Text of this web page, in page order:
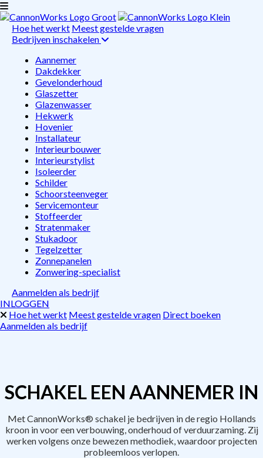
Hoe het werkt Meest gestelde vragen
Bedrijven inschakelen
Aannemer
Dakdekker
Gevelonderhoud
Glaszetter
Glazenwasser
Hekwerk
Hovenier
Installateur
Interieurbouwer
Interieurstylist
Isoleerder
Schilder
Schoorsteenveger
Servicemonteur
Stoffeerder
Stratenmaker
Stukadoor
Tegelzetter
Zonnepanelen
Zonwering-specialist
Aanmelden als bedrijf
INLOGGEN
Hoe het werkt Meest gestelde vragen Direct boeken
Aanmelden als bedrijf
SCHAKEL EEN AANNEMER IN
Met CannonWorks® schakel je bedrijven in de regio Hollands
kroon in voor een verbouwing, onderhoud of verduurzaming. Zij
werken volgens onze bewezen methodiek, waardoor projecten
probleemloos verlopen.